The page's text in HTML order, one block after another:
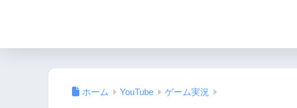
ホーム YouTube ゲーム実況